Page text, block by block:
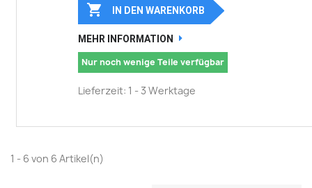
 IN DEN WARENKORB
MEHR INFORMATION
Nur noch wenige Teile verfügbar
Lieferzeit: 1 - 3 Werktage
1 - 6 von 6 Artikel(n)